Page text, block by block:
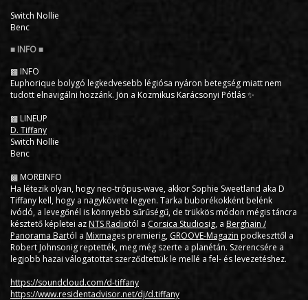
Switch Nollie
Benc
▩ INFO
Euphorique bolygó legkedvesebb légiósa nyáron betegség miatt nem
tudott elnavigálni hozzánk. Jön a Kozmikus Karácsonyi Pótlás ✨
▩ LINEUP
D. Tiffany
Switch Nollie
Benc
▩ MOREINFO
Ha létezik olyan, hogy neo-trópus-wave, akkor Sophie Sweetland aka D
Tiffany kell, hogy a nagykövete legyen. Tarka buborékokként belénk
ivódó, a levegőnél is könnyebb sűrűségű, de trükkös módon mégis táncra
késztető képletei az NTS Radiotól a Corsica Studiosig, a Berghain /
Panorama Bartól a Mixmages premierig, GROOVE-Magazin podkeszttől a
Robert Johnsonig reptették, meg még szerte a planétán. Szerencsére a
legjobb hazai válogatottat szerződtettük le mellé a fel- és levezetéshez.
https://soundcloud.com/d-tiffany
https://www.residentadvisor.net/dj/d.tiffany